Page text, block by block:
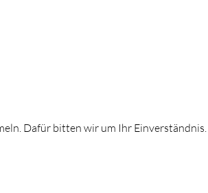
Dafür bitten wir um Ihr Einverständnis.